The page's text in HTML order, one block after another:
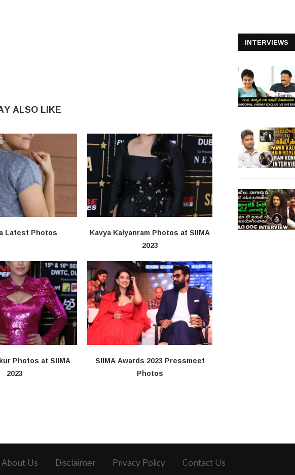
ALSO LIKE
Latest Photos
Kavya Kalyanram Photos at SIIMA
2023
Photos at SIIMA
2023
SIIMA Awards 2023 Pressmeet
Photos
INTERVIEWS
About Us Disclaimer Privacy Policy Contact Us